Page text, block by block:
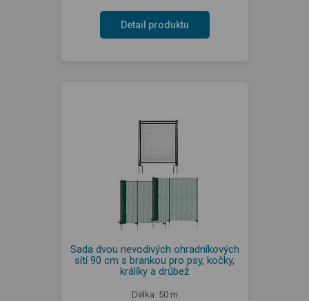
Detail produktu
Sada dvou nevodivých ohradníkových
sítí 90 cm s brankou pro psy, kočky,
králíky a drůbež
Délka: 50 m